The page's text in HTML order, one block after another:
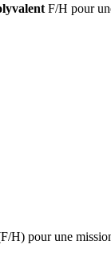
F/H pour
H) pour une